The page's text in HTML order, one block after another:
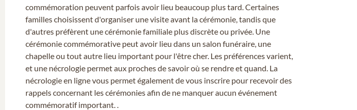
commémoration peuvent parfois avoir lieu beaucoup plus tard. Certaines
familles choisissent d'organiser une visite avant la cérémonie, tandis que
d'autres préfèrent une cérémonie familiale plus discrète ou privée. Une
cérémonie commémorative peut avoir lieu dans un salon funéraire, une
chapelle ou tout autre lieu important pour l'être cher. Les préférences varient,
et une nécrologie permet aux proches de savoir où se rendre et quand. La
nécrologie en ligne vous permet également de vous inscrire pour recevoir des
rappels concernant les cérémonies afin de ne manquer aucun événement
commémoratif important. .